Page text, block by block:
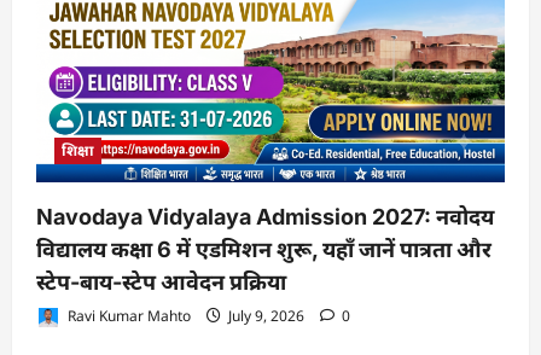
शिक्षा
Navodaya Vidyalaya Admission 2027: नवोदय
विद्यालय कक्षा 6 में एडमिशन शुरू, यहाँ जानें पात्रता और
स्टेप-बाय-स्टेप आवेदन प्रक्रिया
Ravi Kumar Mahto July 9, 2026 0